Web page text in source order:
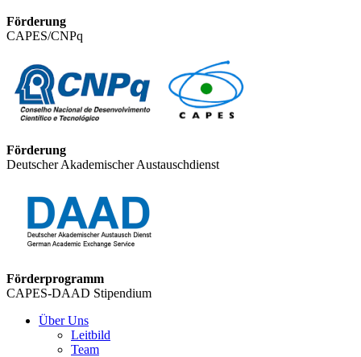
Förderung
CAPES/CNPq
Förderung
Deutscher Akademischer Austauschdienst
Förderprogramm
CAPES-DAAD Stipendium
Über Uns
Leitbild
Team